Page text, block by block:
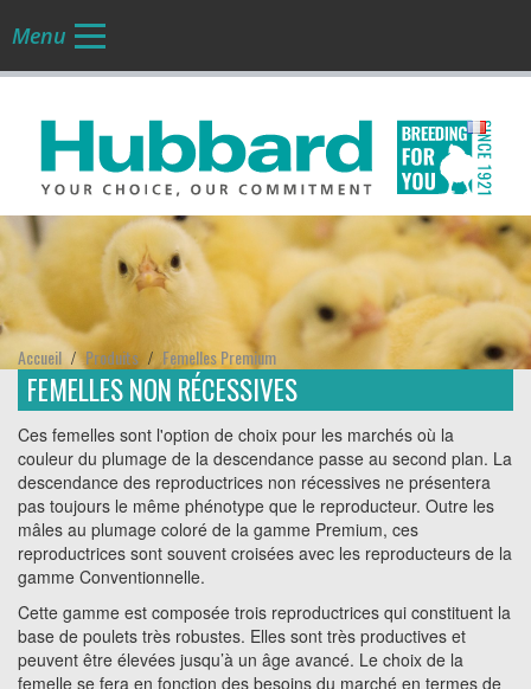
FR
Menu
Accueil/Produits / Femelles Premium
FEMELLES NON RÉCESSIVES
Ces femelles sont l'option de choix pour les marchés où la
couleur du plumage de la descendance passe au second plan. La
descendance des reproductrices non récessives ne présentera
pas toujours le même phénotype que le reproducteur. Outre les
mâles au plumage coloré de la gamme Premium, ces
reproductrices sont souvent croisées avec les reproducteurs de la
gamme Conventionnelle.
Cette gamme est composée trois reproductrices qui constituent la
base de poulets très robustes. Elles sont très productives et
peuvent être élevées jusqu’à un âge avancé. Le choix de la
femelle se fera en fonction des besoins du marché en termes de